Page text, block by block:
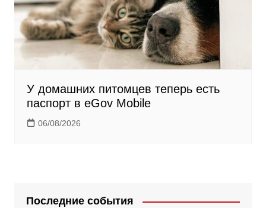
У домашних питомцев теперь есть
паспорт в eGov Mobile
06/08/2026
Последние события